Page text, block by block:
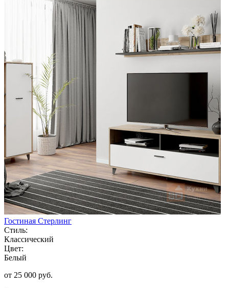
Гостиная Стерлинг
Стиль:
Классический
Цвет:
Белый
от 25 000 руб.